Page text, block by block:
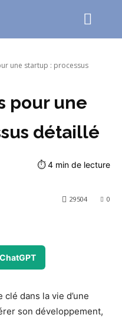
une startup : processus
pour une
détaillé
⏱4 min de lecture
0
29504
dans la vie d’une
son développement,